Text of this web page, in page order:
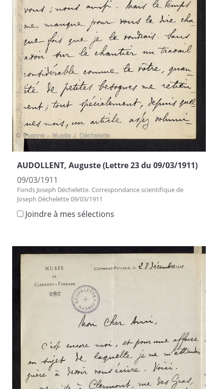
AUDOLLENT, Auguste (Lettre 23 du 09/03/1911)
09/03/1911
Fonds Joseph Déchelette. Correspondance scientifique de
Joseph Déchelette 09/03/1911
Joindre à mes sélections